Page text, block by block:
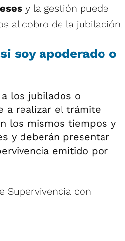
y la gestión puede
al cobro de la jubilación.
soy apoderado o
los jubilados o
a realizar el trámite
los mismos tiempos y
y deberán presentar
emitido por
Supervivencia con